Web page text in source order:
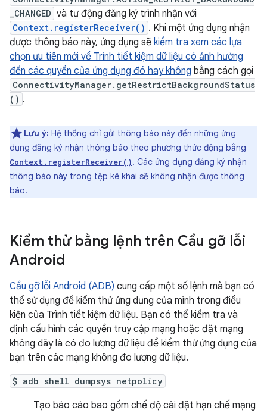
_CHANGED và tự động đăng ký trình nhận với
Context.registerReceiver() . Khi một ứng dụng nhận
được thông báo này, ứng dụng sẽ kiểm tra xem các lựa
chọn ưu tiên mới về Trình tiết kiệm dữ liệu có ảnh hưởng
đến các quyền của ứng dụng đó hay không bằng cách gọi
ConnectivityManager.getRestrictBackgroundStatus
() .
Lưu ý: Hệ thống chỉ gửi thông báo này đến những ứng
dụng đăng ký nhận thông báo theo phương thức động bằng
Context.registerReceiver(). Các ứng dụng đăng ký nhận
thông báo này trong tệp kê khai sẽ không nhận được thông
báo.
Kiểm thử bằng lệnh trên Cầu gỡ lỗi
Android
Cầu gỡ lỗi Android (ADB) cung cấp một số lệnh mà bạn có
thể sử dụng để kiểm thử ứng dụng của mình trong điều
kiện của Trình tiết kiệm dữ liệu. Bạn có thể kiểm tra và
định cấu hình các quyền truy cập mạng hoặc đặt mạng
không dây là có đo lượng dữ liệu để kiểm thử ứng dụng của
bạn trên các mạng không đo lượng dữ liệu.
$ adb shell dumpsys netpolicy
Tạo báo cáo bao gồm chế độ cài đặt hạn chế mạng